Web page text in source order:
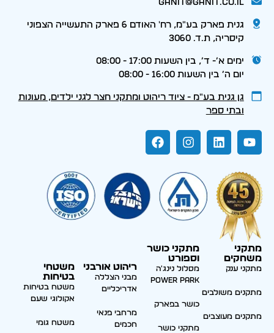
ganit@ganit.co.il
גנית פארק בע"מ, רח' האודם 6 פארק התעשייה הצפוני
קיסריה, ת.ד. 3060
ימים א׳- ד׳, בין השעות 17:00 - 08:00
יום ה׳ בין השעות 16:00 - 08:00
גן גנית בע״מ - ציוד ריהוט ומתקני חצר לגני ילדים, מעונות
ובתי ספר
מתקני
משחקים
מתקני ענק
מתקנים משולבים
מתקנים מעוצבים
מתקני כושר
וספורט
מסלול נינג'ה
Power park
כושר בפארק
מתקני כושר
ריהוט אורבני
מבני הצללה
אדריכליים
מרחבי פנאי
חכמים
משטחי
בטיחות
משטח בטיחות
אקולוגי שעם
משטח גומי